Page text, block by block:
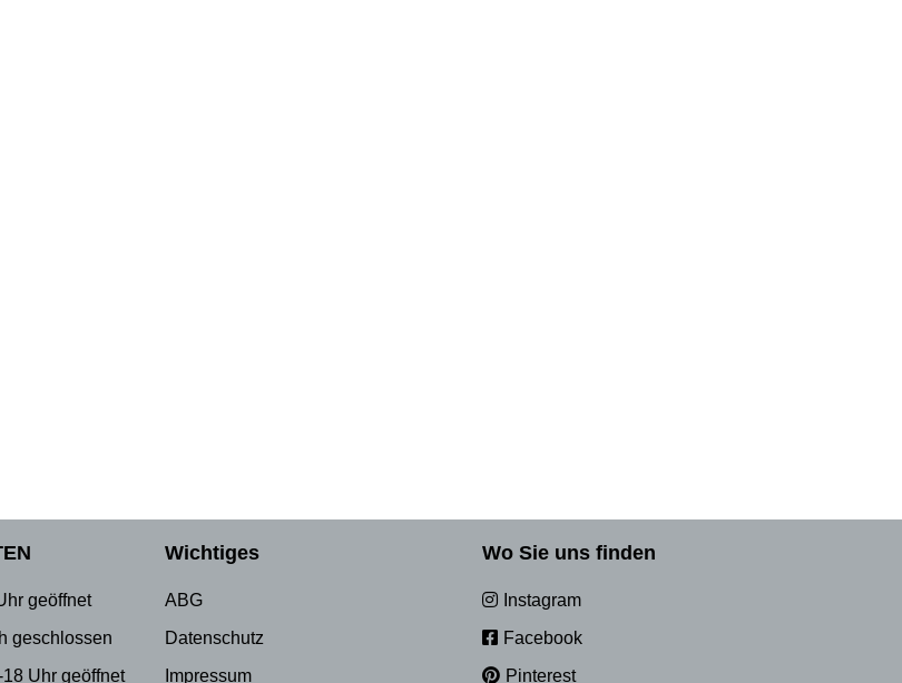
geöffnet
geschlossen
Uhr geöffnet
Wichtiges
ABG
Datenschutz
Impressum
Wo Sie uns finden
Instagram
Facebook
Pinterest